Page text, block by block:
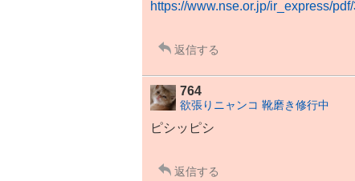
https://www.nse.or.jp/ir_express/
返信する
764
欲張りニャンコ 靴磨き修行中
ピシッピシ
返信する